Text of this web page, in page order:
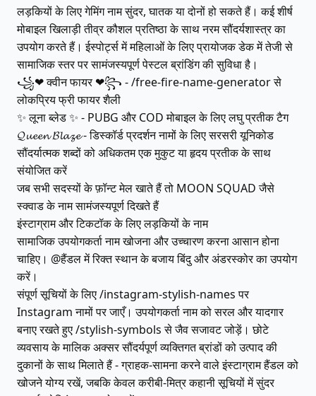
लड़कियों के लिए गेमिंग नाम सुंदर, घातक या दोनों हो सकते हैं। कई शीर्ष
मोबाइल खिलाड़ी तीव्र कौशल प्रतिष्ठा के साथ नरम सौंदर्यशास्त्र का
उपयोग करते हैं। ईस्पोर्ट्स में महिलाओं के लिए प्रायोजक डेक में तेजी से
सामाजिक स्तर पर सामंजस्यपूर्ण पेस्टल ब्रांडिंग की सुविधा है।
꧁❤ क्वीन फायर ❤꧂ - /free-fire-name-generator से
लोकप्रिय फ्री फायर शैली
✨ लूना ब्लेड ✨ - PUBG और COD मोबाइल के लिए लघु प्रतीक टैग
𝓠𝓾𝓮𝓮𝓷 𝓑𝓵𝓪𝔃𝓮 - डिस्कॉर्ड प्रदर्शन नामों के लिए सरसरी यूनिकोड
सौंदर्यात्मक शब्दों को अधिकतम एक मुकुट या हृदय प्रतीक के साथ
संयोजित करें
जब सभी सदस्यों के फ़ॉन्ट मेल खाते हैं तो MOON SQUAD जैसे
स्क्वाड के नाम सामंजस्यपूर्ण दिखते हैं
इंस्टाग्राम और टिकटॉक के लिए लड़कियों के नाम
सामाजिक उपयोगकर्ता नाम खोजना और उच्चारण करना आसान होना
चाहिए। @हैंडल में रिक्त स्थान के बजाय बिंदु और अंडरस्कोर का उपयोग
करें।
संपूर्ण सूचियों के लिए /instagram-stylish-names पर
Instagram नामों पर जाएँ। उपयोगकर्ता नाम को सरल और यादगार
बनाए रखते हुए /stylish-symbols से जैव सजावट जोड़ें। छोटे
व्यवसाय के मालिक अक्सर सौंदर्यपूर्ण व्यक्तिगत ब्रांडों को उत्पाद की
दुकानों के साथ मिलाते हैं - ग्राहक-सामना करने वाले इंस्टाग्राम हैंडल को
खोजने योग्य रखें, जबकि केवल करीबी-मित्र कहानी सूचियों में सुंदर